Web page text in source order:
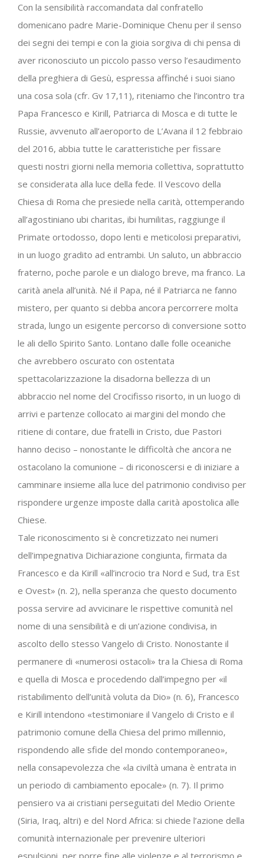
Con la sensibilità raccomandata dal confratello
domenicano padre Marie-Dominique Chenu per il senso
dei segni dei tempi e con la gioia sorgiva di chi pensa di
aver riconosciuto un piccolo passo verso l’esaudimento
della preghiera di Gesù, espressa affinché i suoi siano
una cosa sola (cfr. Gv 17,11), riteniamo che l’incontro tra
Papa Francesco e Kirill, Patriarca di Mosca e di tutte le
Russie, avvenuto all’aeroporto de L’Avana il 12 febbraio
del 2016, abbia tutte le caratteristiche per fissare
questi nostri giorni nella memoria collettiva, soprattutto
se considerata alla luce della fede. Il Vescovo della
Chiesa di Roma che presiede nella carità, ottemperando
all’agostiniano ubi charitas, ibi humilitas, raggiunge il
Primate ortodosso, dopo lenti e meticolosi preparativi,
in un luogo gradito ad entrambi. Un saluto, un abbraccio
fraterno, poche parole e un dialogo breve, ma franco. La
carità anela all’unità. Né il Papa, né il Patriarca ne fanno
mistero, per quanto si debba ancora percorrere molta
strada, lungo un esigente percorso di conversione sotto
le ali dello Spirito Santo. Lontano dalle folle oceaniche
che avrebbero oscurato con ostentata
spettacolarizzazione la disadorna bellezza di un
abbraccio nel nome del Crocifisso risorto, in un luogo di
arrivi e partenze collocato ai margini del mondo che
ritiene di contare, due fratelli in Cristo, due Pastori
hanno deciso – nonostante le difficoltà che ancora ne
ostacolano la comunione – di riconoscersi e di iniziare a
camminare insieme alla luce del patrimonio condiviso per
rispondere urgenze imposte dalla carità apostolica alle
Chiese.
Tale riconoscimento si è concretizzato nei numeri
dell’impegnativa Dichiarazione congiunta, firmata da
Francesco e da Kirill «all’incrocio tra Nord e Sud, tra Est
e Ovest» (n. 2), nella speranza che questo documento
possa servire ad avvicinare le rispettive comunità nel
nome di una sensibilità e di un’azione condivisa, in
ascolto dello stesso Vangelo di Cristo. Nonostante il
permanere di «numerosi ostacoli» tra la Chiesa di Roma
e quella di Mosca e procedendo dall’impegno per «il
ristabilimento dell’unità voluta da Dio» (n. 6), Francesco
e Kirill intendono «testimoniare il Vangelo di Cristo e il
patrimonio comune della Chiesa del primo millennio,
rispondendo alle sfide del mondo contemporaneo»,
nella consapevolezza che «la civiltà umana è entrata in
un periodo di cambiamento epocale» (n. 7). Il primo
pensiero va ai cristiani perseguitati del Medio Oriente
(Siria, Iraq, altri) e del Nord Africa: si chiede l’azione della
comunità internazionale per prevenire ulteriori
espulsioni, per porre fine alle violenze e al terrorismo e